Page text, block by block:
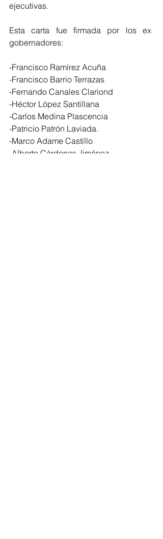
ejecutivas.
Esta carta fue firmada por los ex
gobernadores:
-Francisco Ramírez Acuña
-Francisco Barrio Terrazas
-Fernando Canales Clariond
-Héctor López Santillana
-Carlos Medina Plascencia
-Patricio Patrón Laviada.
-Marco Adame Castillo
-Alberto Cárdenas Jiménez